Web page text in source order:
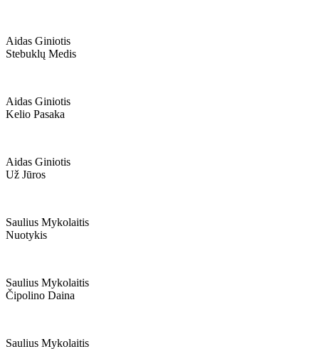
Aidas Giniotis
Stebuklų Medis
Aidas Giniotis
Kelio Pasaka
Aidas Giniotis
Už Jūros
Saulius Mykolaitis
Nuotykis
Saulius Mykolaitis
Čipolino Daina
Saulius Mykolaitis